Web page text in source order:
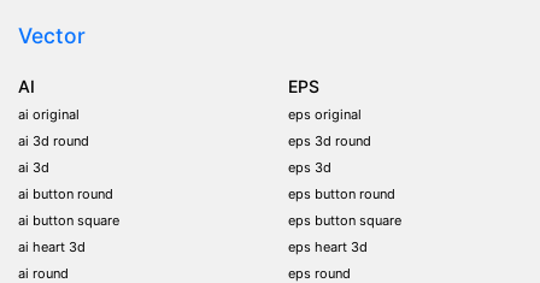
Vector
AI
ai original
ai 3d round
ai 3d
ai button round
ai button square
ai heart 3d
ai round
EPS
eps original
eps 3d round
eps 3d
eps button round
eps button square
eps heart 3d
eps round